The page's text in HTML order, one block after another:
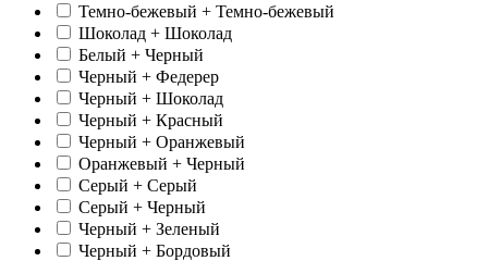
Темно-бежевый + Темно-бежевый
Шоколад + Шоколад
Белый + Черный
Черный + Федерер
Черный + Шоколад
Черный + Красный
Черный + Оранжевый
Оранжевый + Черный
Серый + Серый
Серый + Черный
Черный + Зеленый
Черный + Бордовый